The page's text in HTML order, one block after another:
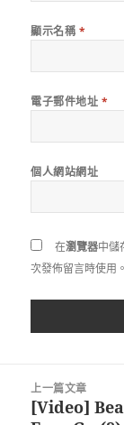
顯示名稱 *
電子郵件地址 *
個人網站網址
在瀏覽器中儲
次發佈留言時使用。
上一篇文章
上
[Video]